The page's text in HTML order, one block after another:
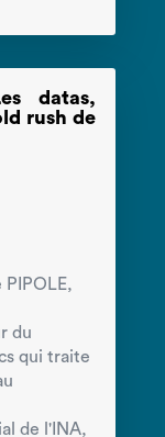
datas,
rush de
du
qui traite
de l'INA,